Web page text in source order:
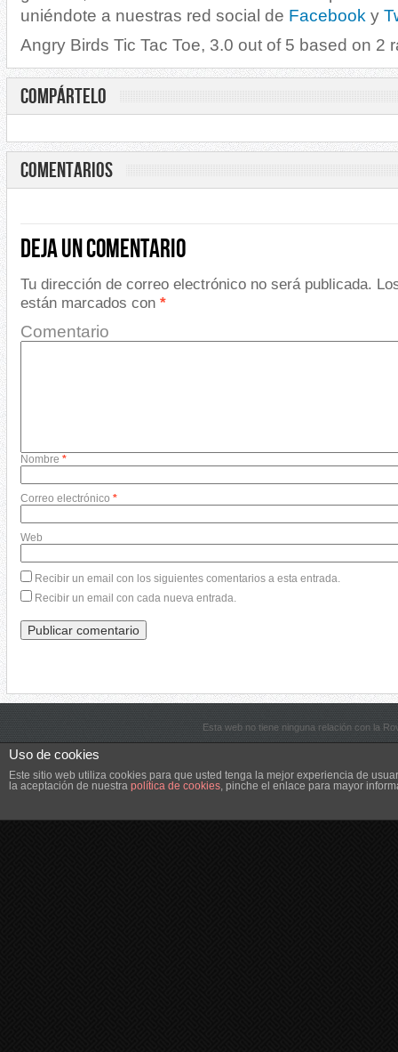
uniéndote a nuestras red social de Facebook y
Angry Birds Tic Tac Toe, 3.0 out of 5 based on 2
COMPÁRTELO
COMENTARIOS
Deja un comentario
Tu dirección de correo electrónico no será publicada.
están marcados con *
Comentario
Nombre *
Correo electrónico *
Web
Recibir un email con los siguientes comentarios a esta entrada.
Recibir un email con cada nueva entrada.
Esta web no tiene ninguna relación con la
Uso de cookies
Este sitio web utiliza cookies para que usted tenga la mejor experiencia de
la aceptación de nuestra política de cookies, pinche el enlace para mayor